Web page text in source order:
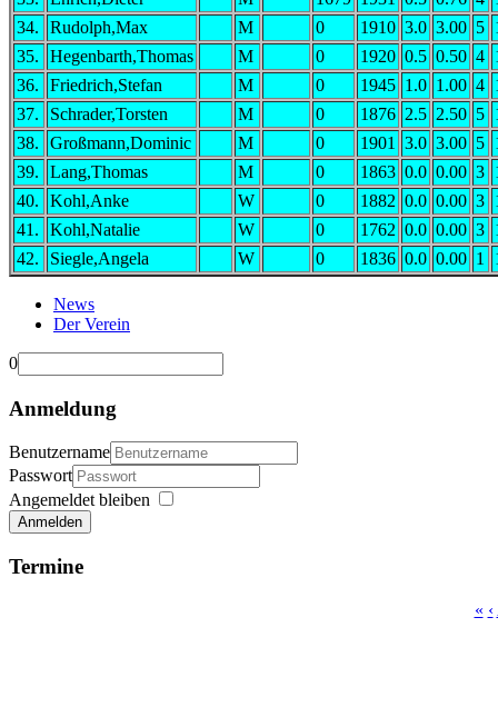
34.
Rudolph,Max M 0 1910 3.0 3.00 5
35.
Hegenbarth,Thomas M 0 1920 0.5 0.50 4
36.
Friedrich,Stefan M 0 1945 1.0 1.00 4
37.
Schrader,Torsten M 0 1876 2.5 2.50 5
38.
Großmann,Dominic M 0 1901 3.0 3.00 5
39.
Lang,Thomas M 0 1863 0.0 0.00 3
40.
Kohl,Anke W 0 1882 0.0 0.00 3
41.
Kohl,Natalie W 0 1762 0.0 0.00 3
42.
Siegle,Angela W 0 1836 0.0 0.00 1
News
Der Verein
0
Anmeldung
Benutzername
Passwort
Angemeldet bleiben
Anmelden
Termine
« ‹